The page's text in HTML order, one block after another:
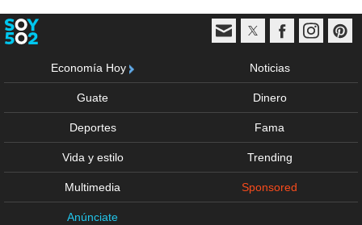
Economía Hoy Noticias
Guate Dinero
Deportes Fama
Vida y estilo Trending
Multimedia Sponsored
Anúnciate